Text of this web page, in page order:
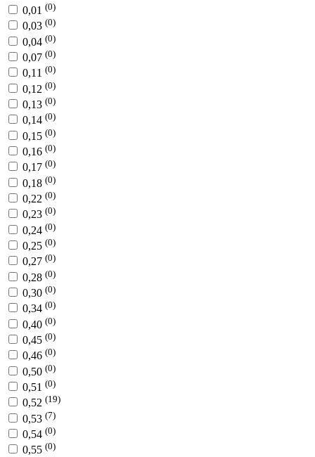
0,01 (0)
0,03 (0)
0,04 (0)
0,07 (0)
0,11 (0)
0,12 (0)
0,13 (0)
0,14 (0)
0,15 (0)
0,16 (0)
0,17 (0)
0,18 (0)
0,22 (0)
0,23 (0)
0,24 (0)
0,25 (0)
0,27 (0)
0,28 (0)
0,30 (0)
0,34 (0)
0,40 (0)
0,45 (0)
0,46 (0)
0,50 (0)
0,51 (0)
0,52 (19)
0,53 (7)
0,54 (0)
0,55 (0)